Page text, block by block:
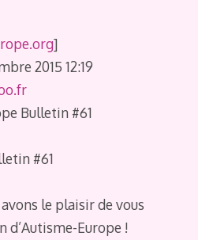
]
2015 12:19
Bulletin #61
#61
le plaisir de vous
d’Autisme-Europe !